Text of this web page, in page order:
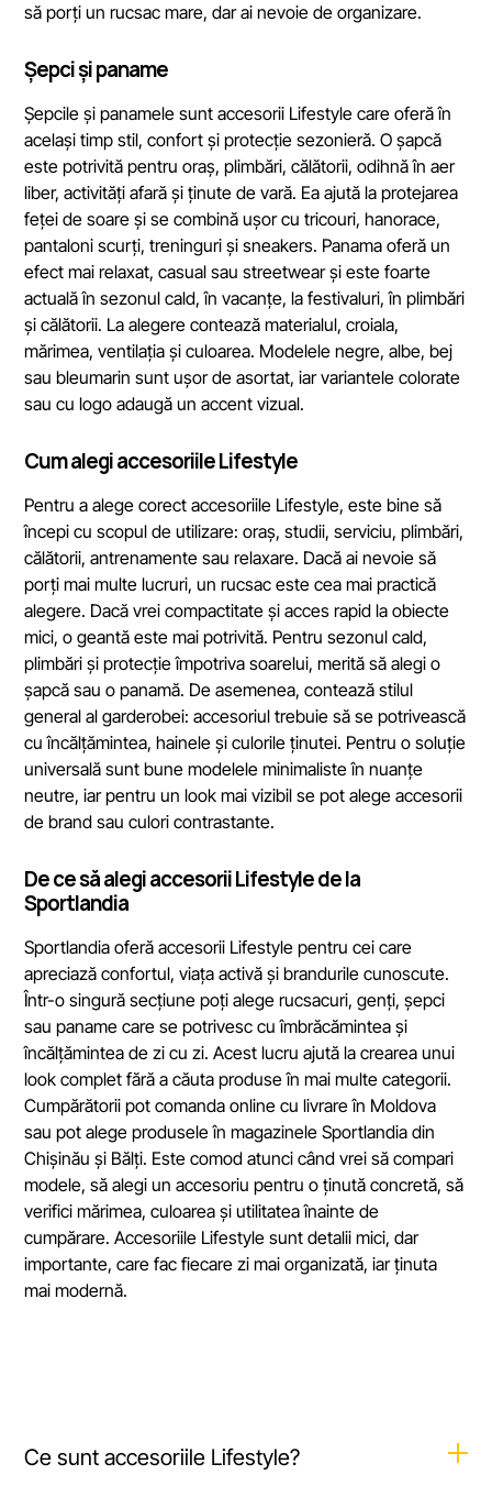
să porți un rucsac mare, dar ai nevoie de organizare.
Șepci și paname
Șepcile și panamele sunt accesorii Lifestyle care oferă în
același timp stil, confort și protecție sezonieră. O șapcă
este potrivită pentru oraș, plimbări, călătorii, odihnă în aer
liber, activități afară și ținute de vară. Ea ajută la protejarea
feței de soare și se combină ușor cu tricouri, hanorace,
pantaloni scurți, treninguri și sneakers. Panama oferă un
efect mai relaxat, casual sau streetwear și este foarte
actuală în sezonul cald, în vacanțe, la festivaluri, în plimbări
și călătorii. La alegere contează materialul, croiala,
mărimea, ventilația și culoarea. Modelele negre, albe, bej
sau bleumarin sunt ușor de asortat, iar variantele colorate
sau cu logo adaugă un accent vizual.
Cum alegi accesoriile Lifestyle
Pentru a alege corect accesoriile Lifestyle, este bine să
începi cu scopul de utilizare: oraș, studii, serviciu, plimbări,
călătorii, antrenamente sau relaxare. Dacă ai nevoie să
porți mai multe lucruri, un rucsac este cea mai practică
alegere. Dacă vrei compactitate și acces rapid la obiecte
mici, o geantă este mai potrivită. Pentru sezonul cald,
plimbări și protecție împotriva soarelui, merită să alegi o
șapcă sau o panamă. De asemenea, contează stilul
general al garderobei: accesoriul trebuie să se potrivească
cu încălțămintea, hainele și culorile ținutei. Pentru o soluție
universală sunt bune modelele minimaliste în nuanțe
neutre, iar pentru un look mai vizibil se pot alege accesorii
de brand sau culori contrastante.
De ce să alegi accesorii Lifestyle de la
Sportlandia
Sportlandia oferă accesorii Lifestyle pentru cei care
apreciază confortul, viața activă și brandurile cunoscute.
Într-o singură secțiune poți alege rucsacuri, genți, șepci
sau paname care se potrivesc cu îmbrăcămintea și
încălțămintea de zi cu zi. Acest lucru ajută la crearea unui
look complet fără a căuta produse în mai multe categorii.
Cumpărătorii pot comanda online cu livrare în Moldova
sau pot alege produsele în magazinele Sportlandia din
Chișinău și Bălți. Este comod atunci când vrei să compari
modele, să alegi un accesoriu pentru o ținută concretă, să
verifici mărimea, culoarea și utilitatea înainte de
cumpărare. Accesoriile Lifestyle sunt detalii mici, dar
importante, care fac fiecare zi mai organizată, iar ținuta
mai modernă.
Ce sunt accesoriile Lifestyle?